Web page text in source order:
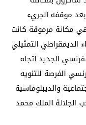
موقفه الجريء
مكانة مرموقة كانت
الديمقراطي التمثيلي
الجديد اتجاه
الفرصة للتنويه
والديبلوماسية
الجلالة الملك محمد